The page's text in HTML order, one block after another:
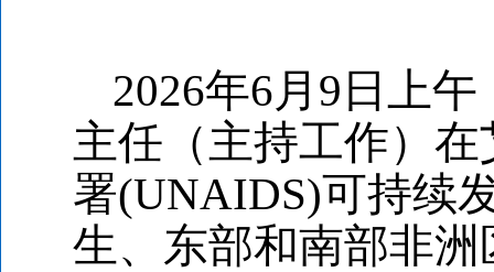
2026年6月9日上
主任（主持工作）
署(UNAIDS)可持续
生、东部和南部非